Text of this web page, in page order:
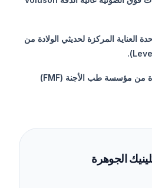
العناية المركزة لحديثي الولادة من
بروتوكولات فحص معتمدة من مؤسسة طب الأجنة (FMF)
الجوهرة